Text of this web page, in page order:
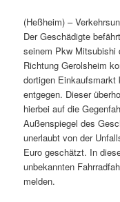
(Heßheim) –
Der Geschädigte
seinem Pkw Mitsubishi
Richtung Gerolsheim
dortigen Einkaufsmarkt
entgegen. Dieser
hierbei auf die
Außenspiegel des
unerlaubt von der
Euro geschätzt. In
unbekannten
melden.